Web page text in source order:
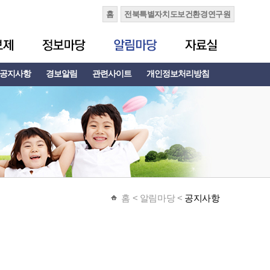
홈 전북특별자치도보건환경연구원
지사항 경보알림 관련사이트 개인정보처리방침
홈 < 알림마당 < 공지사항